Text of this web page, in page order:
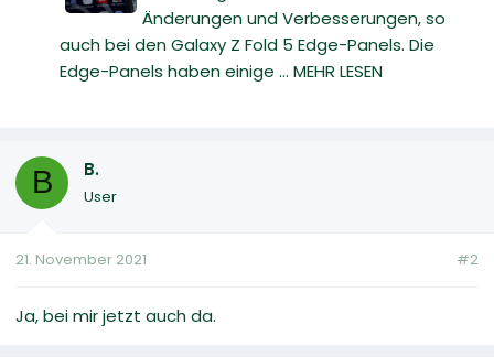
Änderungen und Verbesserungen, so
auch bei den Galaxy Z Fold 5 Edge-Panels. Die
Edge-Panels haben einige ... MEHR LESEN
B B.
User
21. November 2021 #2
Ja, bei mir jetzt auch da.